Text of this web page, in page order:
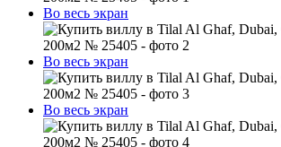
Во весь экран
Во весь экран
Во весь экран